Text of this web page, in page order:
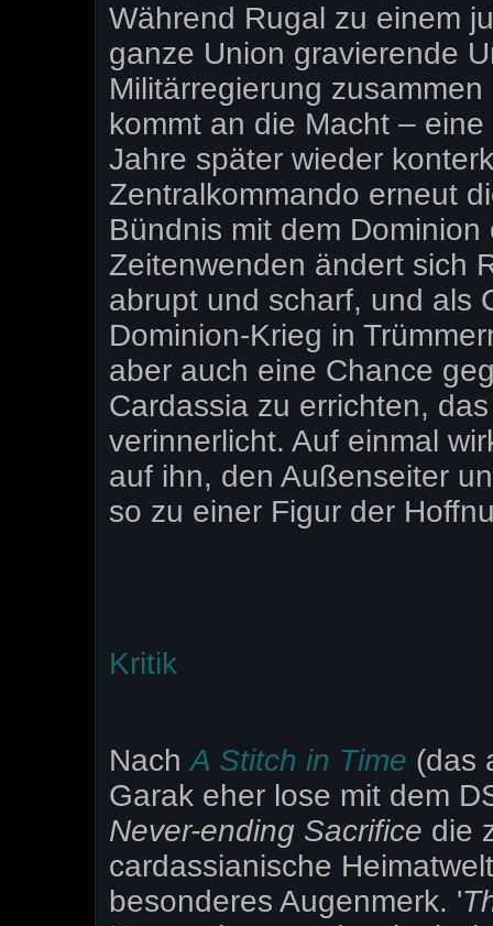
Während Rugal zu einem
ganze Union gravierende
Militärregierung
kommt an die Macht –
Jahre später wieder
Zentralkommando erneut
Bündnis mit dem
Zeitenwenden ändert sich
abrupt und scharf, und als
Dominion-Krieg in
aber auch eine Chance
Cardassia zu errichten,
verinnerlicht. Auf einmal
auf ihn, den Außenseiter
so zu einer Figur der
Kritik
NachA Stitch in Time (das
Garak eher lose mit dem
Never-ending Sacrifice die
cardassianische
besonderes Augenmerk. '